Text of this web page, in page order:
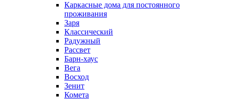
Каркасные дома для постоянного
проживания
Заря
Классический
Радужный
Рассвет
Барн-хаус
Вега
Восход
Зенит
Комета